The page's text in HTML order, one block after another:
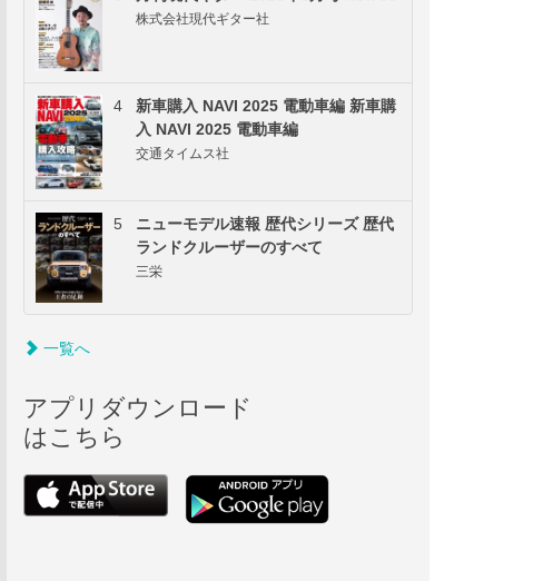
株式会社現代ギター社
4
新車購入 NAVI 2025 電動車編 新車購
入 NAVI 2025 電動車編
交通タイムス社
5
ニューモデル速報 歴代シリーズ 歴代
ランドクルーザーのすべて
三栄
一覧へ
アプリダウンロード
はこちら